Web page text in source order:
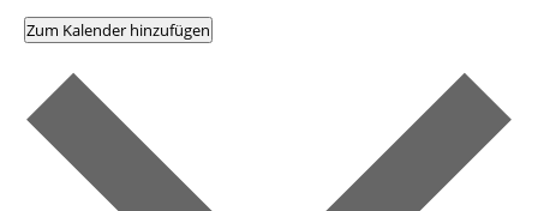
Zum Kalender hinzufügen